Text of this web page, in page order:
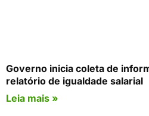
Governo inicia coleta de
relatório de igualdade salarial
Leia mais »